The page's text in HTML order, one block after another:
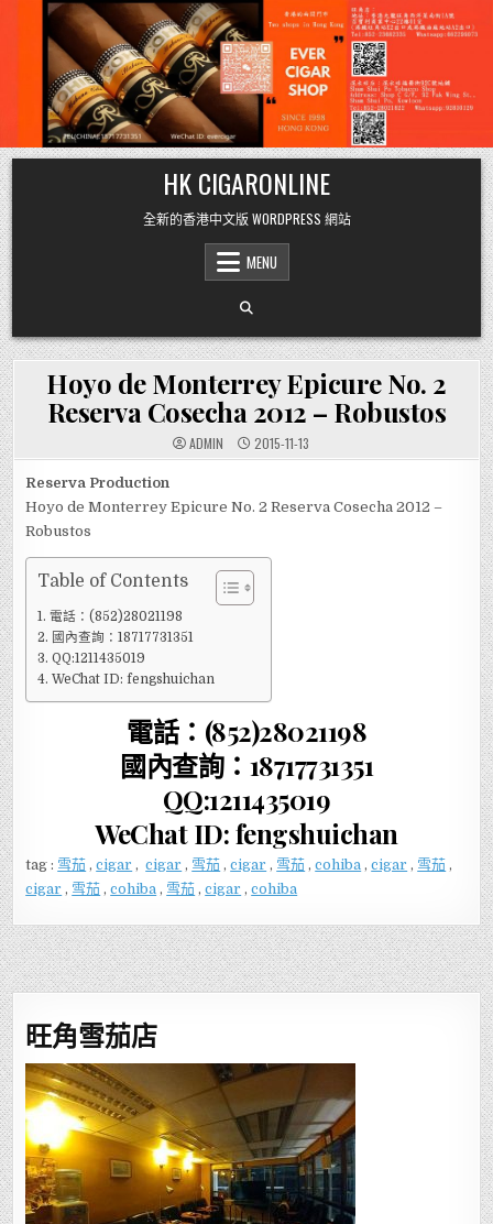
Skip
to
content
HK CIGARONLINE
全新的香港中文版 WORDPRESS 網站
MENU
Hoyo de Monterrey Epicure No. 2
Reserva Cosecha 2012 – Robustos
ADMIN 2015-11-13
Reserva Production
Hoyo de Monterrey Epicure No. 2 Reserva Cosecha 2012 –
Robustos
Table of Contents
電話：(852)28021198
國內查詢：18717731351
QQ:1211435019
WeChat ID: fengshuichan
電話：(852)28021198
國內查詢：18717731351
QQ:1211435019
WeChat ID: fengshuichan
tag : 雪茄 ,cigar ,cigar , 雪茄 ,cigar , 雪茄 ,cohiba ,cigar , 雪茄 ,
cigar , 雪茄 ,cohiba , 雪茄 ,cigar ,cohiba
旺角雪茄店